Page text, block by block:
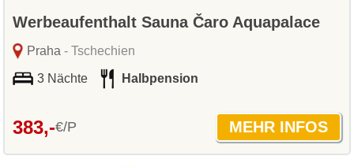
Werbeaufenthalt Sauna Čaro Aquapalace
Praha - Tschechien
3 Nächte Halbpension
383,-€/P